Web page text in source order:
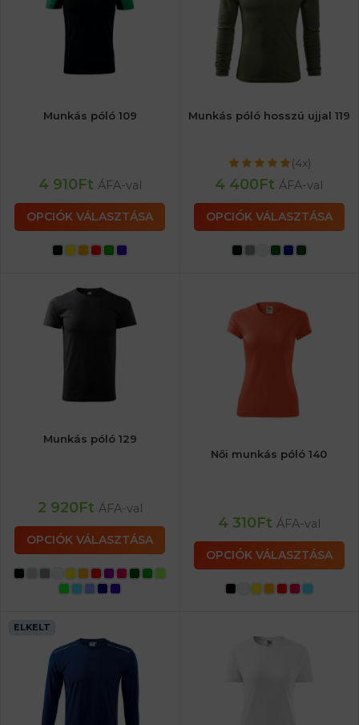
Munkás póló 109
4 910Ft ÁFA-val
OPCIÓK VÁLASZTÁSA
Munkás póló hosszú ujjal 119
(4x)
4 400Ft ÁFA-val
OPCIÓK VÁLASZTÁSA
Munkás póló 129
2 920Ft ÁFA-val
OPCIÓK VÁLASZTÁSA
Női munkás póló 140
4 310Ft ÁFA-val
OPCIÓK VÁLASZTÁSA
ELKELT